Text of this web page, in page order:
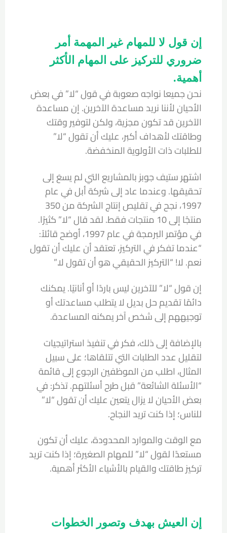
إن قول لا للمهام غير المهمة أمر
ضروري للتركيز على المهام الأكثر
أهمية.
نحن جميعا نواجه صعوبة في قول “لا” في بعض
الأحيان لأننا نريد مساعدة الآخرين. إن مساعدة
الآخرين قد تكون مجزية، ولكن لتوفير وقتك
وطاقتك لأهداف أكبر، عليك أن تقول “لا”
للطلبات ذات الأولوية المنخفضة.
اشتهر ستيف جوبز بالمشاريع التي لم يسعَ إلى
تحقيقها. وعندما عاد إلى شركة أبل في عام
1997، نجح في تقليص إنتاج الشركة من 350
منتجًا إلى 10 منتجات فقط. لقد قال “لا” كثيرًا.
في مؤتمر البرمجة في عام 1997، أوضح قائلاً:
“عندما تفكر في التركيز، تعتقد أن عليك أن تقول
نعم. لا! “التركيز الحقيقي هو أن تقول لا.”
إن قول “لا” للآخرين ليس باردًا أو أنانيًا. يمكنك
دائمًا تقديم حل بديل لا يتطلب مساعدتك أو
توجيههم إلى شخص آخر يمكنه المساعدة.
بالإضافة إلى ذلك، فكر في تنفيذ استراتيجيات
لتقليل عدد الطلبات التي تتلقاها؛ على سبيل
المثال، اطلب من الموظفين الرجوع إلى قائمة
“الأسئلة الشائعة” قبل طرح أسئلتهم. تذكر: في
بعض الأحيان لا يزال يتعين عليك أن تقول “لا”
للناس؛ إذا كنت تريد النجاح.
مع الوقت والموارد المحدودة، عليك أن تكون
مستعدًا لقول “لا” للمهام الصغيرة؛ إذا كنت تريد
تركيز طاقتك والقيام بالأشياء الأكثر أهمية.
إن العيش بهدف وتصور الخطوات